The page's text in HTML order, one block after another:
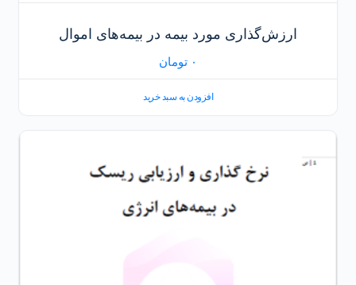
ارزش‌گذاری مورد بیمه در بیمه‌های اموال
۰ تومان
افزودن به سبد خرید